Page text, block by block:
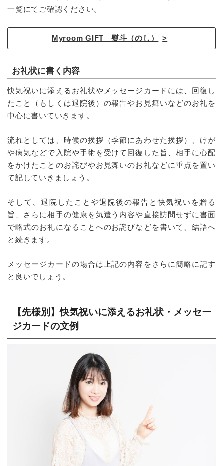
一覧にてご確認ください。
Myroom GIFT 熨斗（のし）
お礼状に書く内容
快気祝いに添えるお礼状やメッセージカードには、回復し
たこと（もしくは退院後）の報告やお見舞いなどのお礼を
中心に書いていきます。
流れとしては、時候の挨拶（季節にあわせた挨拶）、けが
や病気などで入院や手術を受けて回復した旨、相手に心配
をかけたことのお詫びやお見舞いのお礼などに重点を置い
て記していきましょう。
そして、退院したことや退院後の報告と快気祝いを贈る
旨、さらに相手の健康を気遣う内容や直接訪問せずに書面
で略式のお礼になることへのお詫びなどを書いて、結語へ
と続きます。
メッセージカードの場合は上記の内容をさらに簡略に記す
と良いでしょう。
【先様別】快気祝いに添えるお礼状・メッセー
ジカードの文例